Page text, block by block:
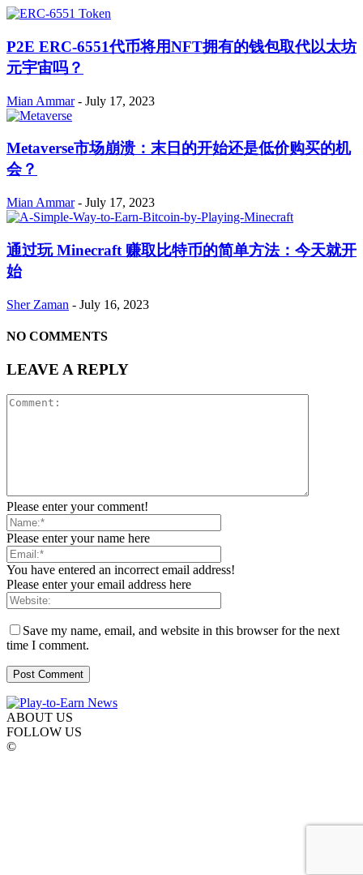
P2E ERC-6551代币将用NFT拥有的钱包取代以太坊
元宇宙吗？
Mian Ammar - July 17, 2023
Metaverse市场崩溃：末日的开始还是低价购买的机
会？
Mian Ammar - July 17, 2023
通过玩 Minecraft 赚取比特币的简单方法：今天就开
始
Sher Zaman - July 16, 2023
NO COMMENTS
LEAVE A REPLY
Please enter your comment!
Please enter your name here
You have entered an incorrect email address!
Please enter your email address here
Save my name, email, and website in this browser for the next
time I comment.
ABOUT US
FOLLOW US
©